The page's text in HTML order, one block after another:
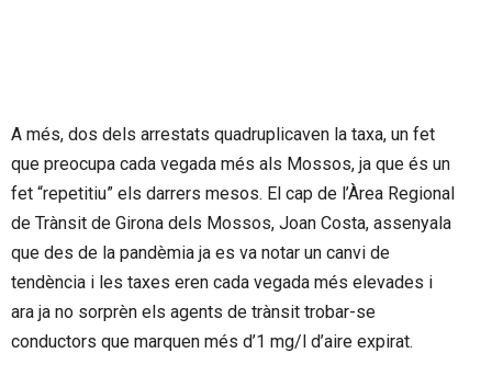
A més, dos dels arrestats quadruplicaven la taxa, un fet
que preocupa cada vegada més als Mossos, ja que és un
fet “repetitiu” els darrers mesos. El cap de l’Àrea Regional
de Trànsit de Girona dels Mossos, Joan Costa, assenyala
que des de la pandèmia ja es va notar un canvi de
tendència i les taxes eren cada vegada més elevades i
ara ja no sorprèn els agents de trànsit trobar-se
conductors que marquen més d’1 mg/l d’aire expirat.